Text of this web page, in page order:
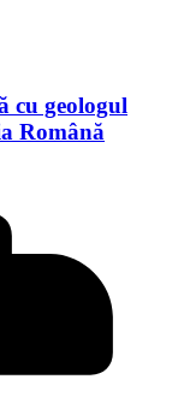
cu geologul
Română